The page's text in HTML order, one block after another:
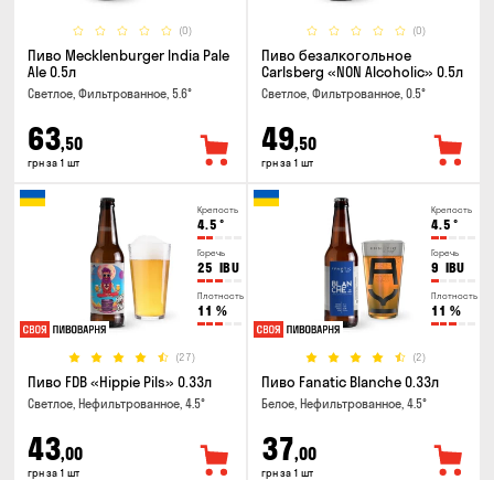
(0)
Пиво Mecklenburger India Pale
Ale 0.5л
Светлое, Фильтрованное, 5.6°
63,50
грн за 1 шт
(0)
Пиво безалкогольное
Carlsberg «NON Alcoholic» 0.5л
Светлое, Фильтрованное, 0.5°
49,50
грн за 1 шт
Крепость
4.5 °
Горечь
25 IBU
Плотность
11 %
(27)
Пиво FDB «Hippie Pils» 0.33л
Светлое, Нефильтрованное, 4.5°
43,00
грн за 1 шт
Крепость
4.5 °
Горечь
9 IBU
Плотность
11 %
(2)
Пиво Fanatic Blanche 0.33л
Белое, Нефильтрованное, 4.5°
37,00
грн за 1 шт